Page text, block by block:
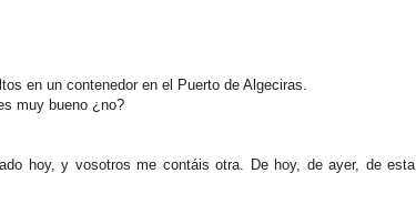
en un contenedor en el Puerto de Algeciras.
muy bueno ¿no?
hoy, y vosotros me contáis otra. De hoy, de ayer, de esta